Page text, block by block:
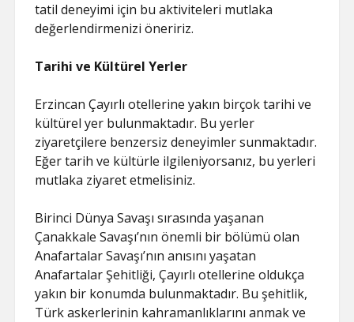
tatil deneyimi için bu aktiviteleri mutlaka
değerlendirmenizi öneririz.
Tarihi ve Kültürel Yerler
Erzincan Çayırlı otellerine yakın birçok tarihi ve
kültürel yer bulunmaktadır. Bu yerler
ziyaretçilere benzersiz deneyimler sunmaktadır.
Eğer tarih ve kültürle ilgileniyorsanız, bu yerleri
mutlaka ziyaret etmelisiniz.
Birinci Dünya Savaşı sırasında yaşanan
Çanakkale Savaşı’nın önemli bir bölümü olan
Anafartalar Savaşı’nın anısını yaşatan
Anafartalar Şehitliği, Çayırlı otellerine oldukça
yakın bir konumda bulunmaktadır. Bu şehitlik,
Türk askerlerinin kahramanlıklarını anmak ve